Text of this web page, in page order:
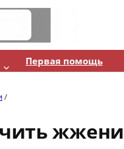
Первая помощь
/